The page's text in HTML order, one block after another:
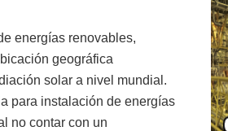
energías renovables,
geográfica
solar a nivel mundial.
para instalación de energías
no contar con un